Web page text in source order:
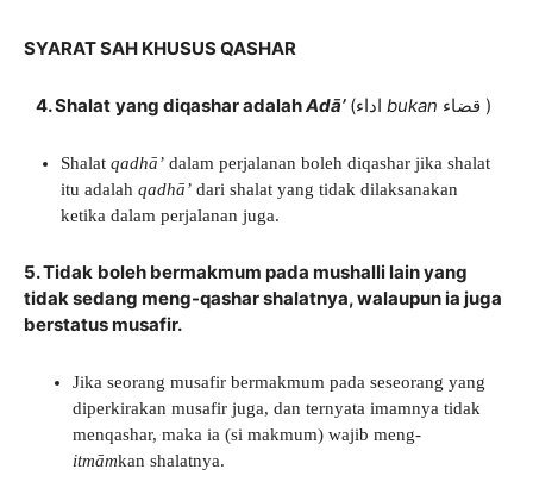
SYARAT SAH KHUSUS QASHAR
4. Shalat yang diqashar adalahAdā’ bukan قضاء )
Shalat qadhā’ dalam perjalanan boleh diqashar jika shalat
itu adalah qadhā’ dari shalat yang tidak dilaksanakan
ketika dalam perjalanan juga.
5. Tidak boleh bermakmum pada mushalli lain yang
tidak sedang meng-qashar shalatnya, walaupun ia juga
berstatus musafir.
Jika seorang musafir bermakmum pada seseorang yang
diperkirakan musafir juga, dan ternyata imamnya tidak
menqashar, maka ia (si makmum) wajib meng-
itmāmkan shalatnya.